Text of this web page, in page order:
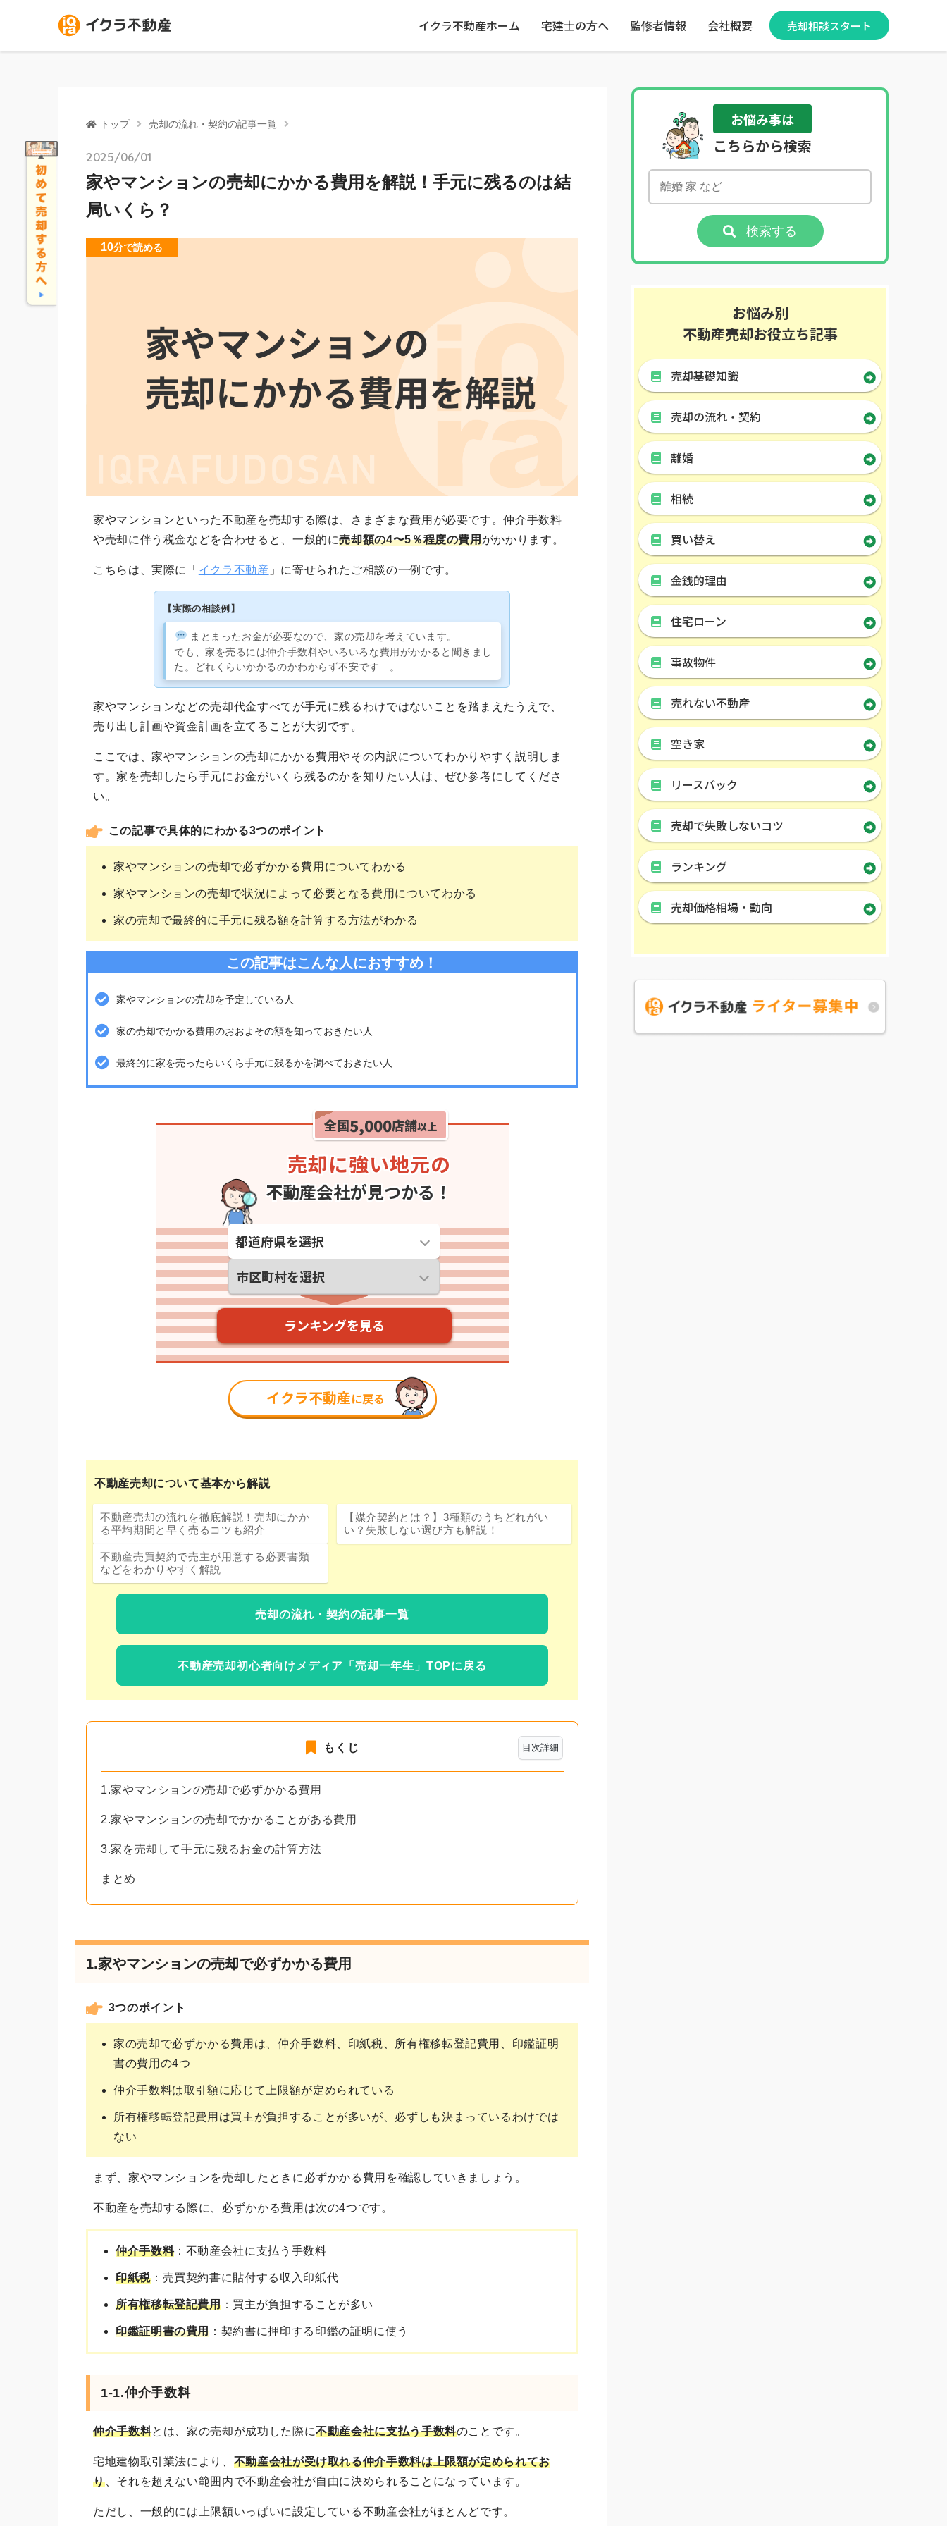
イクラ不動産ホーム 宅建士の方へ 監修者情報 会社概要 売却相談スタート
トップ 売却の流れ・契約の記事一覧
2025/06/01
家やマンションの売却にかかる費用を解説！手元に残るのは結
局いくら？
10分で読める
家やマンションといった不動産を売却する際は、さまざまな費用が必要です。仲介手数料
や売却に伴う税金などを合わせると、一般的に売却額の4〜5％程度の費用がかかります。
こちらは、実際に「 イクラ不動産 」に寄せられたご相談の一例です。
【実際の相談例】
まとまったお金が必要なので、家の売却を考えています。
でも、家を売るには仲介手数料やいろいろな費用がかかると聞きまし
た。どれくらいかかるのかわからず不安です…。
家やマンションなどの売却代金すべてが手元に残るわけではないことを踏まえたうえで、
売り出し計画や資金計画を立てることが大切です。
ここでは、家やマンションの売却にかかる費用やその内訳についてわかりやすく説明しま
す。家を売却したら手元にお金がいくら残るのかを知りたい人は、ぜひ参考にしてくださ
い。
この記事で具体的にわかる3つのポイント
家やマンションの売却で必ずかかる費用についてわかる
家やマンションの売却で状況によって必要となる費用についてわかる
家の売却で最終的に手元に残る額を計算する方法がわかる
この記事はこんな人におすすめ！
家やマンションの売却を予定している人
家の売却でかかる費用のおおよその額を知っておきたい人
最終的に家を売ったらいくら手元に残るかを調べておきたい人
不動産売却について基本から解説
不動産売却の流れを徹底解説！売却にかか
る平均期間と早く売るコツも紹介
【媒介契約とは？】3種類のうちどれがい
い？失敗しない選び方も解説！
不動産売買契約で売主が用意する必要書類
などをわかりやすく解説
売却の流れ・契約の記事一覧
不動産売却初心者向けメディア 「売却一年生」TOPに戻る
目次詳細
もくじ
1.家やマンションの売却で必ずかかる費用
2.家やマンションの売却でかかることがある費用
3.家を売却して手元に残るお金の計算方法
まとめ
1.家やマンションの売却で必ずかかる費用
3つのポイント
家の売却で必ずかかる費用は、仲介手数料、印紙税、所有権移転登記費用、印鑑証明
書の費用の4つ
仲介手数料は取引額に応じて上限額が定められている
所有権移転登記費用は買主が負担することが多いが、必ずしも決まっているわけでは
ない
まず、家やマンションを売却したときに必ずかかる費用を確認していきましょう。
不動産を売却する際に、必ずかかる費用は次の4つです。
仲介手数料：不動産会社に支払う手数料
印紙税：売買契約書に貼付する収入印紙代
所有権移転登記費用：買主が負担することが多い
印鑑証明書の費用 ：契約書に押印する印鑑の証明に使う
1-1.仲介手数料
仲介手数料とは、家の売却が成功した際に不動産会社に支払う手数料のことです。
宅地建物取引業法により、 不動産会社が受け取れる仲介手数料は上限額が定められてお
り、それを超えない範囲内で不動産会社が自由に決められることになっています。
ただし、一般的には上限額いっぱいに設定している不動産会社がほとんどです。
お悩み事は
こちらから検索
検索する
お悩み別
不動産売却お役立ち記事
売却基礎知識
売却の流れ・契約
離婚
相続
買い替え
金銭的理由
住宅ローン
事故物件
売れない不動産
空き家
リースバック
売却で失敗しないコツ
ランキング
売却価格相場・動向